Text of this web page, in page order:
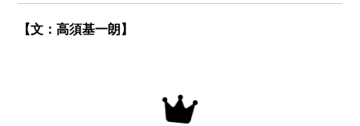
【文：高須基一朗】